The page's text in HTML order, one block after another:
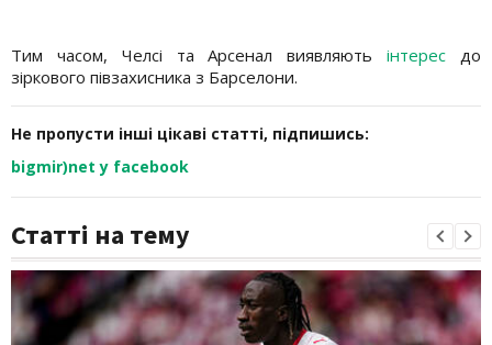
Тим часом, Челсі та Арсенал виявляютьінтерес до
зіркового півзахисника з Барселони.
Не пропусти інші цікаві статті, підпишись:
bigmir)net у facebook
Статті на тему